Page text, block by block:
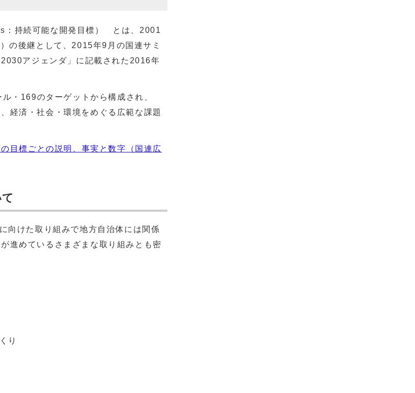
持続可能な開発目標） とは、2001
の後継として、2015年9月の国連サミ
アジェンダ」に記載された2016年
・169のターゲットから構成され、
経済・社会・環境をめぐる広範な課題
目標ごとの説明、事実と数字（国連広
向けた取り組みで地方自治体には関係
進めているさまざまな取り組みとも密
り